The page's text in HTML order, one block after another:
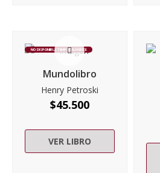
NO DISPONIBLE TEMPORALMENTE
Mundolibro
Henry Petroski
$45.500
VER LIBRO